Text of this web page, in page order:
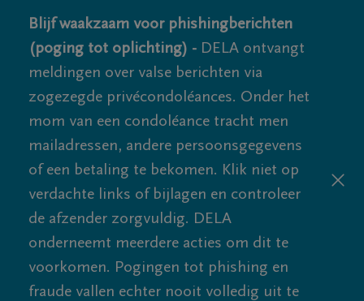
Blijf waakzaam voor phishingberichten
(poging tot oplichting) - DELA ontvangt
meldingen over valse berichten via
zogezegde privécondoléances. Onder het
mom van een condoléance tracht men
mailadressen, andere persoonsgegevens
of een betaling te bekomen. Klik niet op
verdachte links of bijlagen en controleer
de afzender zorgvuldig. DELA
onderneemt meerdere acties om dit te
voorkomen. Pogingen tot phishing en
fraude vallen echter nooit volledig uit te